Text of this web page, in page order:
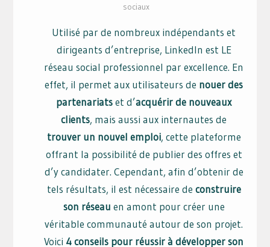
sociaux
Utilisé par de nombreux indépendants et
dirigeants d’entreprise, LinkedIn est LE
réseau social professionnel par excellence. En
effet, il permet aux utilisateurs de nouer des
partenariatset d’acquérir de nouveaux
clients, mais aussi aux internautes de
trouver un nouvel emploi, cette plateforme
offrant la possibilité de publier des offres et
d’y candidater. Cependant, afin d’obtenir de
tels résultats, il est nécessaire de construire
son réseau en amont pour créer une
véritable communauté autour de son projet.
Voici 4 conseils pour réussir à développer son